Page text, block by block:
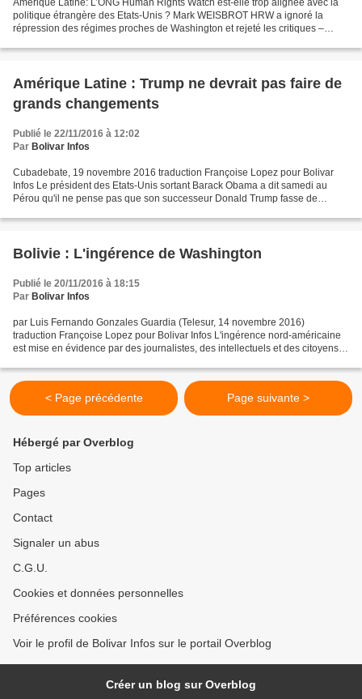
politique étrangère des Etats-Unis ? Mark WEISBROT HRW a ignoré la
répression des régimes proches de Washington et rejeté les critiques –
Amérique Latine : Trump ne devrait pas faire de
grands changements
Publié le 22/11/2016 à 12:02
Par Bolivar Infos
Cubadebate, 19 novembre 2016 traduction Françoise Lopez pour Bolivar
Infos Le président des Etats-Unis sortant Barack Obama a dit samedi au
Pérou qu'il ne pense pas que son successeur Donald Trump fasse de
Bolivie : L'ingérence de Washington
Publié le 20/11/2016 à 18:15
Par Bolivar Infos
par Luis Fernando Gonzales Guardia (Telesur, 14 novembre 2016)
traduction Françoise Lopez pour Bolivar Infos L'ingérence nord-américaine
est mise en évidence par des journalistes, des intellectuels et des citoyens.
< Page précédente Page suivante >
Hébergé par Overblog
Top articles
Pages
Contact
Signaler un abus
C.G.U.
Cookies et données personnelles
Préférences cookies
Voir le profil de Bolivar Infos sur le portail Overblog
Créer un blog sur Overblog